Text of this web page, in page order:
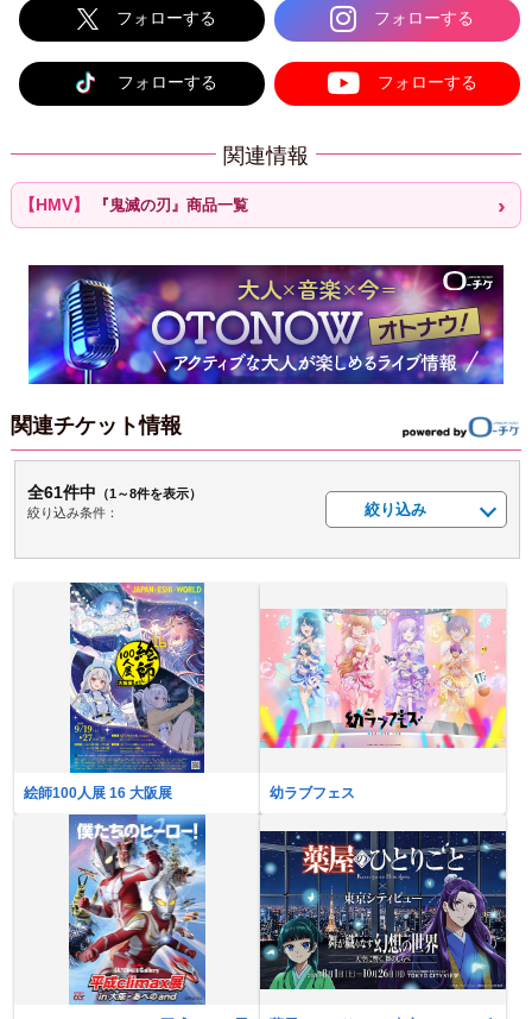
フォローする フォローする
フォローする フォローする
関連情報
『鬼滅の刃』商品一覧
関連チケット情報
全61件中 （1～8件を表示）
絞り込み条件：
絞り込み
絵師100人展 16 大阪展 幼ラブフェス